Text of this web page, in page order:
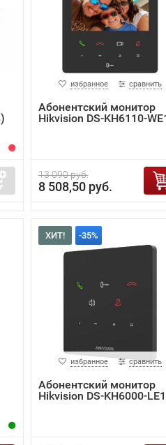
избранное сравнить
Абонентский монитор
Hikvision DS-KH6110-
13 090 руб.
8 508,50 руб.
ХИТ! -35%
избранное сравнить
Абонентский монитор
Hikvision DS-KH6000-LE1